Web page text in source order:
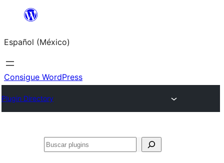
Saltar
contenido
Español (México)
Consigue WordPress
Plugin Directory
Buscar